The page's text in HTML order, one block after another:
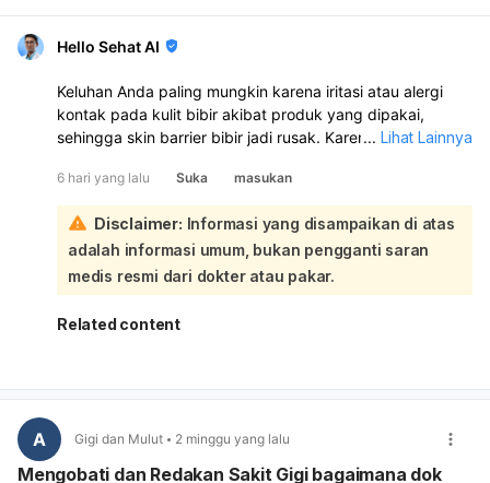
Hello Sehat AI
Keluhan Anda paling mungkin karena iritasi atau alergi
kontak pada kulit bibir akibat produk yang dipakai,
sehingga skin barrier bibir jadi rusak. Karena sekarang
mengelupas, sebaiknya hentikan dulu semua produk di
area bibir, terutama yang ada pewangi, alkohol, pemutih,
atau bahan aktif:
Untuk sementara, lakukan ini: gunakan pelembap bibir
yang sangat sederhana dan non-iritasi, misalnya
petroleum jelly atau beeswax, oles tipis dan rutin; jangan
menjilat, menggosok, atau mengelupas bibir; minum
dingin singkat saat gatal. Kalau bibir sangat kering, madu
terasa perih. Kalau keluhan tidak membaik dalam
beberapa hari, makin merah, bengkak, perih, atau sampai
... Lihat Lainnya
6 hari yang lalu Suka masukan
Disclaimer: Informasi yang disampaikan di atas
adalah informasi umum, bukan pengganti saran
medis resmi dari dokter atau pakar.
Related content
A Gigi dan Mulut 2 minggu yang lalu
Mengobati dan Redakan Sakit Gigi bagaimana dok